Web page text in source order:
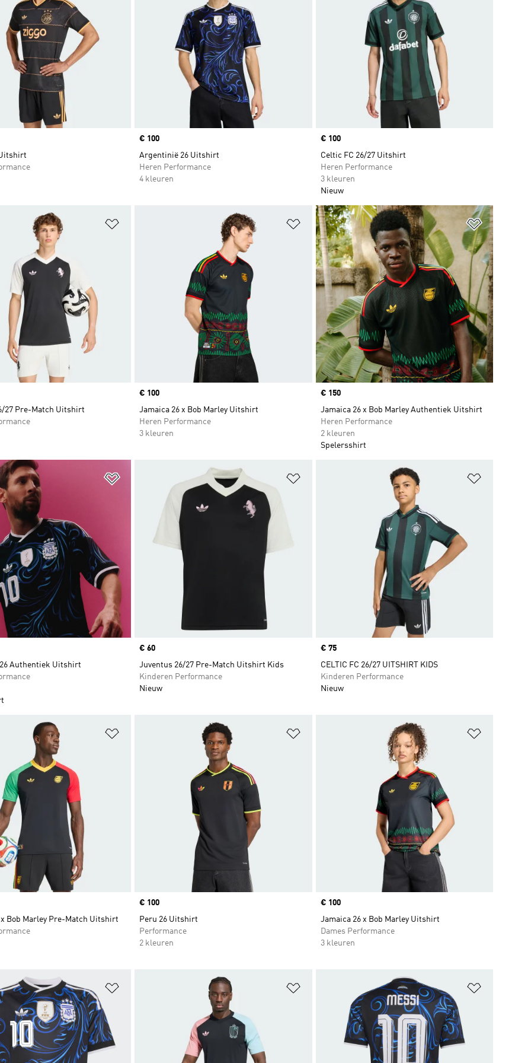
Price
€ 100
Argentinië 26 Uitshirt
Heren Performance
4 kleuren
Price
€ 100
Celtic FC 26/27 Uitshirt
Heren Performance
3 kleuren
Nieuw
27 Pre-Match Uitshirt
Op verlanglijst zetten
Price
€ 100
Jamaica 26 x Bob Marley Uitshirt
Heren Performance
3 kleuren
Op
Price
€ 150
Jamaica 26 x Bob Marley Authentiek Uitshirt
Heren Performance
2 kleuren
Spelersshirt
zetten Op verlanglijst zetten
Authentiek Uitshirt
Op verlanglijst zetten
Price
€ 60
Juventus 26/27 Pre-Match Uitshirt Kids
Kinderen Performance
Nieuw
Price
€ 75
CELTIC FC 26/27 UITSHIRT KIDS
Kinderen Performance
Nieuw
Op verlanglijst zetten
x Bob Marley Pre-Match Uitshirt
Op verlanglijst zetten
Price
€ 100
Peru 26 Uitshirt
Performance
2 kleuren
Price
€ 100
Jamaica 26 x Bob Marley Uitshirt
Dames Performance
3 kleuren
zetten Op verlanglijst zetten Op verlanglijst zetten